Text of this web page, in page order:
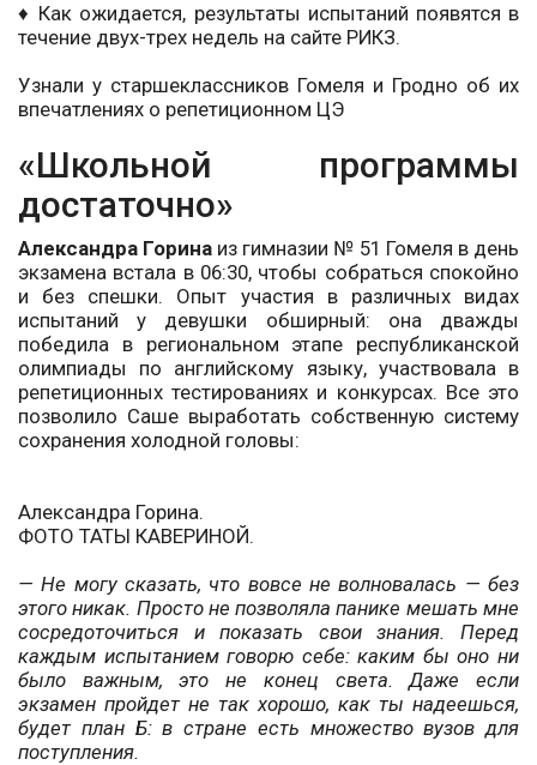
♦ Как ожидается, результаты испытаний появятся в
течение двух-трех недель на сайте РИКЗ.
Узнали у старшеклассников Гомеля и Гродно об их
впечатлениях о репетиционном ЦЭ
«Школьной программы
достаточно»
Александра Горина из гимназии № 51 Гомеля в день
экзамена встала в 06:30, чтобы собраться спокойно
и без спешки. Опыт участия в различных видах
испытаний у девушки обширный: она дважды
победила в региональном этапе республиканской
олимпиады по английскому языку, участвовала в
репетиционных тестированиях и конкурсах. Все это
позволило Саше выработать собственную систему
сохранения холодной головы:
Александра Горина.
ФОТО ТАТЫ КАВЕРИНОЙ.
— Не могу сказать, что вовсе не волновалась — без
этого никак. Просто не позволяла панике мешать мне
сосредоточиться и показать свои знания. Перед
каждым испытанием говорю себе: каким бы оно ни
было важным, это не конец света. Даже если
экзамен пройдет не так хорошо, как ты надеешься,
будет план Б: в стране есть множество вузов для
поступления.